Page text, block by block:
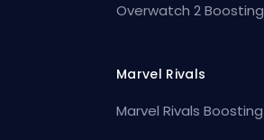
Overwatch 2 Boosting
Marvel Rivals
Marvel Rivals Boosting